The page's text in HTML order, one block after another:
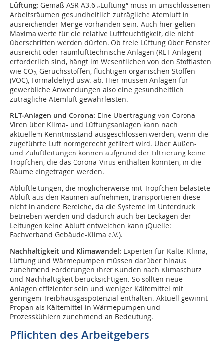
Lüftung: Gemäß ASR A3.6 „Lüftung“ muss in umschlossenen
Arbeitsräumen gesundheitlich zuträgliche Atemluft in
ausreichender Menge vorhanden sein. Auch hier gelten
Maximalwerte für die relative Luftfeuchtigkeit, die nicht
überschritten werden dürfen. Ob freie Lüftung über Fenster
ausreicht oder raumlufttechnische Anlagen (RLT-Anlagen)
erforderlich sind, hängt im Wesentlichen von den Stofflasten
wie CO2, Geruchsstoffen, flüchtigen organischen Stoffen
(VOC), Formaldehyd usw. ab. Hier müssen Anlagen für
gewerbliche Anwendungen also eine gesundheitlich
zuträgliche Atemluft gewährleisten.
RLT-Anlagen und Corona: Eine Übertragung von Corona-
Viren über Klima- und Lüftungsanlagen kann nach
aktuellem Kenntnisstand ausgeschlossen werden, wenn die
zugeführte Luft normgerecht gefiltert wird. Über Außen-
und Zuluftleitungen können aufgrund der Filtrierung keine
Tröpfchen, die das Corona-Virus enthalten könnten, in die
Räume eingetragen werden.
Abluftleitungen, die möglicherweise mit Tröpfchen belastete
Abluft aus den Räumen aufnehmen, transportieren diese
nicht in andere Bereiche, da die Systeme im Unterdruck
betrieben werden und dadurch auch bei Leckagen der
Leitungen keine Abluft entweichen kann (Quelle:
Fachverband Gebäude-Klima e.V.).
Nachhaltigkeit und Klimawandel: Experten für Kälte, Klima,
Lüftung und Wärmepumpen müssen darüber hinaus
zunehmend Forderungen ihrer Kunden nach Klimaschutz
und Nachhaltigkeit berücksichtigen. So sollten neue
Anlagen effizienter sein und weniger Kältemittel mit
geringem Treibhausgaspotenzial enthalten. Aktuell gewinnt
Propan als Kältemittel in Wärmepumpen und
Prozesskühlern zunehmend an Bedeutung.
Pflichten des Arbeitgebers